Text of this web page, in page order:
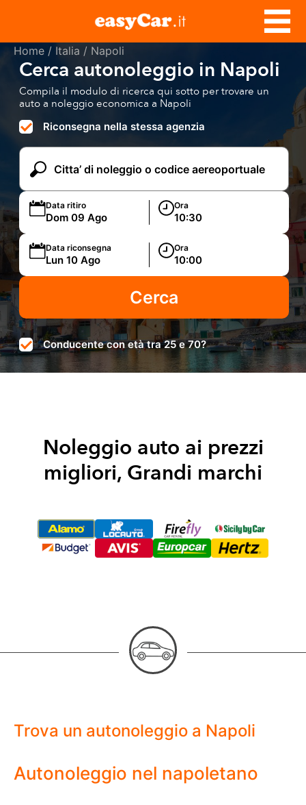
Home / Italia / Napoli
Cerca autonoleggio in Napoli
Compila il modulo di ricerca qui sotto per trovare un
auto a noleggio economica a Napoli
Riconsegna nella stessa agenzia
Data ritiro Ora
Data riconsegna Ora
Conducente con età tra 25 e 70?
Noleggio auto ai prezzi
migliori, Grandi marchi
Trova un autonoleggio a Napoli
Autonoleggio nel napoletano